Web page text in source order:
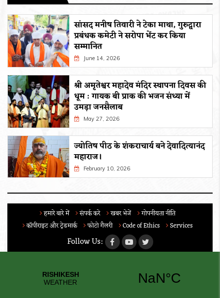
सांसद मनीष तिवारी ने टेका माथा, गुरुद्वारा
प्रबंधक कमेटी ने सरोपा भेंट कर किया
सम्मानित
June 14, 2026
श्री अमृतेश्वर महादेव मंदिर स्थापना दिवस की
धूम : गायक बी प्राक की भजन संध्या में
उमड़ा जनसैलाब
May 27, 2026
ज्योतिष पीठ के शंकराचार्य बने देवादित्यानंद
महाराज।
February 10, 2026
हमारे बारे में संपर्क करे खबर भेजें
गोपनीयता नीति
कॉपीराइट और ट्रेडमार्क
फोटो गैलरी Code of Ethics Services
Follow Us: